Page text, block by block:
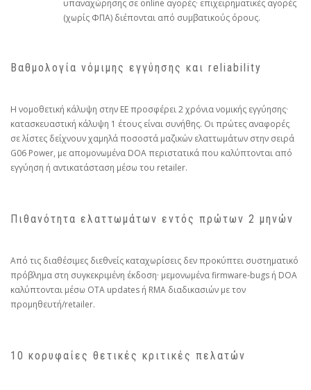
υπαναχώρησης σε online αγορές· επιχειρηματικές αγορές
(χωρίς ΦΠΑ) διέπονται από συμβατικούς όρους.
Βαθμολογία νόμιμης εγγύησης και reliability
Η νομοθετική κάλυψη στην ΕΕ προσφέρει 2 χρόνια νομικής εγγύησης·
κατασκευαστική κάλυψη 1 έτους είναι συνήθης. Οι πρώτες αναφορές
σε λίστες δείχνουν χαμηλά ποσοστά μαζικών ελαττωμάτων στην σειρά
G06 Power, με απομονωμένα DOA περιστατικά που καλύπτονται από
εγγύηση ή αντικατάσταση μέσω του retailer.
Πιθανότητα ελαττωμάτων εντός πρώτων 2 μηνών
Από τις διαθέσιμες διεθνείς καταχωρίσεις δεν προκύπτει συστηματικό
πρόβλημα στη συγκεκριμένη έκδοση· μεμονωμένα firmware‑bugs ή DOA
καλύπτονται μέσω OTA updates ή RMA διαδικασιών με τον
προμηθευτή/retailer.
10 κορυφαίες θετικές κριτικές πελατών